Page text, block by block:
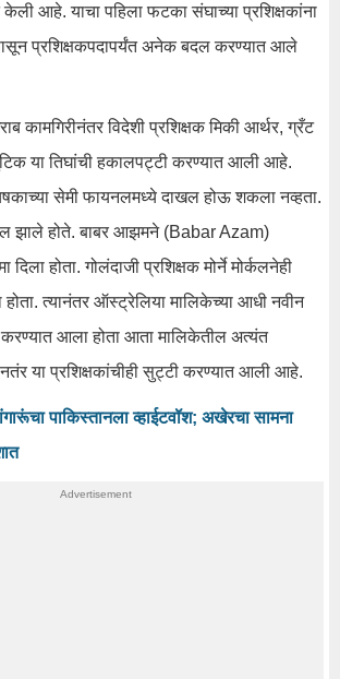
आहे. याचा पहिला फटका संघाच्या प्रशिक्षकांना
प्रशिक्षकपदापर्यंत अनेक बदल करण्यात आले
कामगिरीनंतर विदेशी प्रशिक्षक मिकी आर्थर, ग्रँट
या तिघांची हकालपट्टी करण्यात आली आहे.
सेमी फायनलमध्ये दाखल होऊ शकला नव्हता.
झाले होते. बाबर आझमने (Babar Azam)
दिला होता. गोलंदाजी प्रशिक्षक मोर्ने मोर्कलनेही
होता. त्यानंतर ऑस्ट्रेलिया मालिकेच्या आधी नवीन
आला होता आता मालिकेतील अत्यंत
या प्रशिक्षकांचीही सुट्टी करण्यात आली आहे.
पाकिस्तानला व्हाईटवॉश; अखेरचा सामना